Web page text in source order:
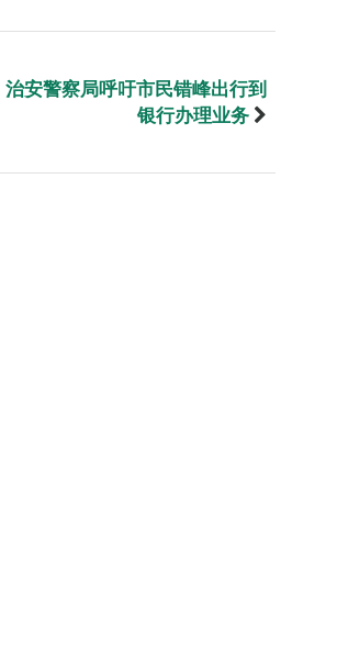
治安警察局呼吁市民错峰出行到
银行办理业务